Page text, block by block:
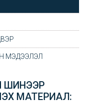
МЭДЭЭЛЭЛ
ШИНЭЭР
МАТЕРИАЛ: